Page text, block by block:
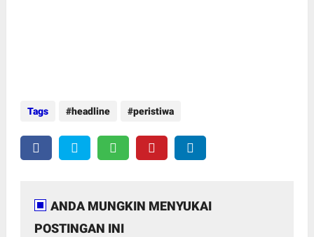
Tags headline peristiwa
ANDA MUNGKIN MENYUKAI
POSTINGAN INI